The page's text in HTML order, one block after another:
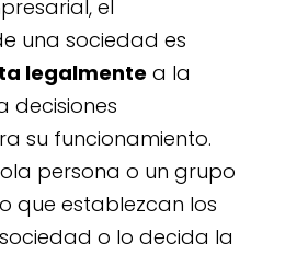
el
una sociedad es
legalmente a la
decisiones
su funcionamiento.
persona o un grupo
que establezcan los
o lo decida la